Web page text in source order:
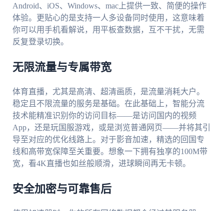
Android、iOS、Windows、mac上提供一致、简便的操作
体验。更贴心的是支持一人多设备同时使用，这意味着
你可以用手机看解说，用平板查数据，互不干扰，无需
反复登录切换。
无限流量与专属带宽
体育直播，尤其是高清、超清画质，是流量消耗大户。
稳定且不限流量的服务是基础。在此基础上，智能分流
技术能精准识别你的访问目标——是访问国内的视频
App，还是玩国服游戏，或是浏览普通网页——并将其引
导至对应的优化线路上。对于影音加速，精选的回国专
线和高带宽保障至关重要。想象一下拥有独享的100M带
宽，看4K直播也如丝般顺滑，进球瞬间再无卡顿。
安全加密与可靠售后